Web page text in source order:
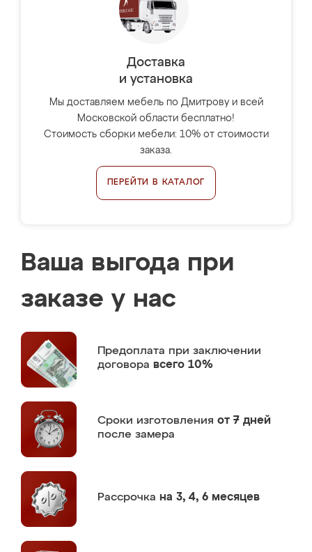
Доставка
и установка
Мы доставляем мебель по Дмитрову и всей
Московской области бесплатно!
Стоимость сборки мебели: 10% от стоимости
заказа.
ПЕРЕЙТИ В КАТАЛОГ
Ваша выгода при
заказе у нас
Предоплата при заключении
договора всего 10%
Сроки изготовления от 7 дней
после замера
Рассрочка на 3, 4, 6 месяцев